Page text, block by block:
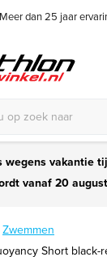
Meer dan 25 jaar
vakantie
vanaf 20
Zwemmen
Short black-